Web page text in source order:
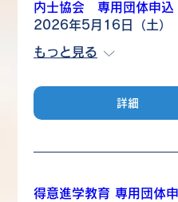
内士協会 専用団体申込
2026年5月16日（土）
もっと見る
詳細
得意進学教育 専用団体